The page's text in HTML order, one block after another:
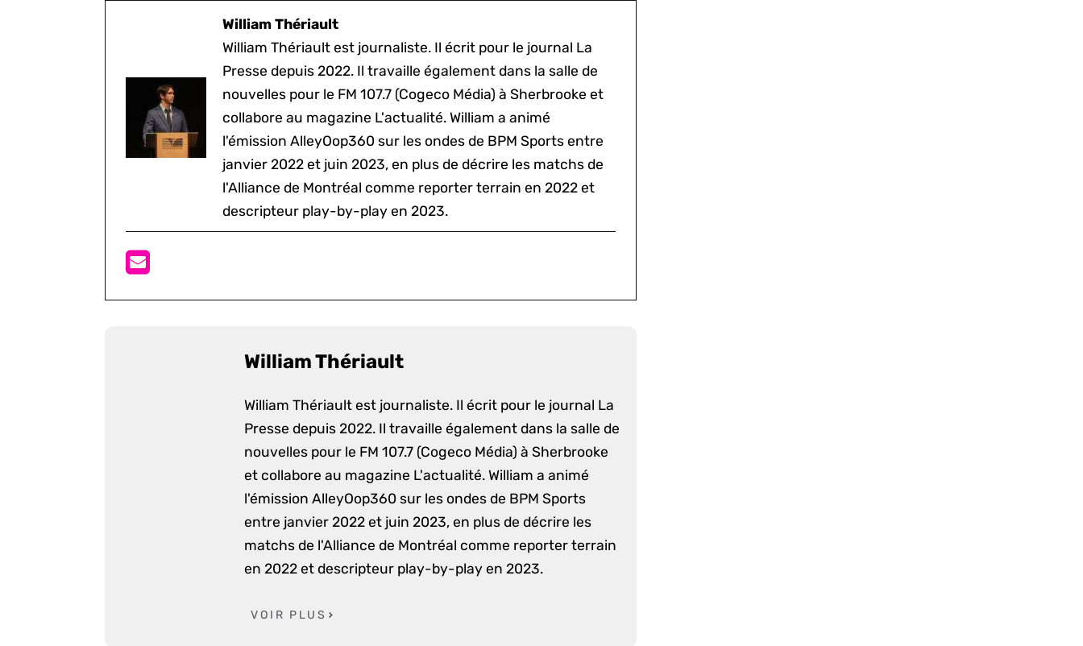
William Thériault
William Thériault est journaliste. Il écrit pour le journal La
Presse depuis 2022. Il travaille également dans la salle de
nouvelles pour le FM 107.7 (Cogeco Média) à Sherbrooke et
collabore au magazine L'actualité. William a animé
l'émission AlleyOop360 sur les ondes de BPM Sports entre
janvier 2022 et juin 2023, en plus de décrire les matchs de
l'Alliance de Montréal comme reporter terrain en 2022 et
descripteur play-by-play en 2023.
William Thériault
William Thériault est journaliste. Il écrit pour le journal La
Presse depuis 2022. Il travaille également dans la salle de
nouvelles pour le FM 107.7 (Cogeco Média) à Sherbrooke
et collabore au magazine L'actualité. William a animé
l'émission AlleyOop360 sur les ondes de BPM Sports
entre janvier 2022 et juin 2023, en plus de décrire les
matchs de l'Alliance de Montréal comme reporter terrain
en 2022 et descripteur play-by-play en 2023.
VOIR PLUS